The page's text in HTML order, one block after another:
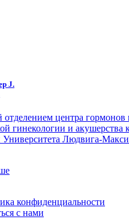
J.
центра гормонов
гинекологии и акушерства
Университета Людвига-
конфиденциальности
с нами